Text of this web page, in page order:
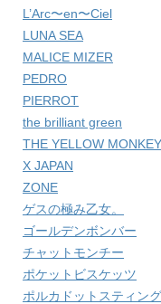
L’Arc〜en〜Ciel
LUNA SEA
MALICE MIZER
PEDRO
PIERROT
the brilliant green
THE YELLOW MONKEY
X JAPAN
ZONE
ゲスの極み乙女。
ゴールデンボンバー
チャットモンチー
ポケットビスケッツ
ポルカドットスティン